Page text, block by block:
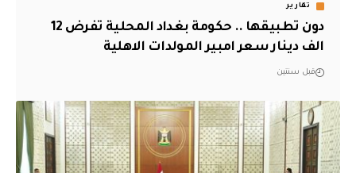
تقارير
دون تطبيقها .. حكومة بغداد المحلية تفرض 12
الف دينار سعر امبير المولدات الاهلية
قبل سنتين